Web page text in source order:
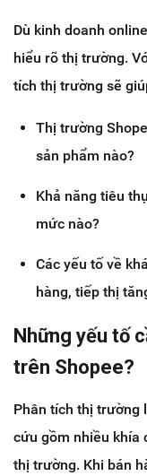
Dù kinh doanh
hiểu rõ thị trường.
tích thị trường sẽ
Thị trường
sản phẩm nào?
Khả năng tiêu
mức nào?
Các yếu tố về
hàng, tiếp thị
Những yếu tố
trên Shopee?
Phân tích thị trường
cứu gồm nhiều khía
thị trường. Khi bán